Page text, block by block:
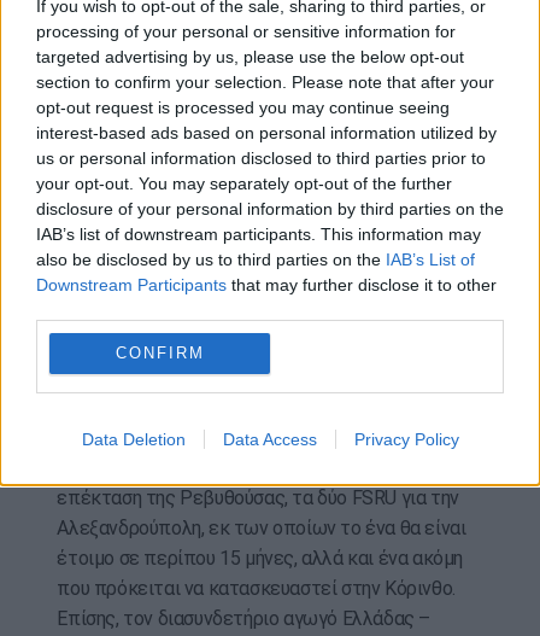
If you wish to opt-out of the sale, sharing to third parties, or
processing of your personal or sensitive information for
targeted advertising by us, please use the below opt-out
section to confirm your selection. Please note that after your
opt-out request is processed you may continue seeing
interest-based ads based on personal information utilized by
us or personal information disclosed to third parties prior to
your opt-out. You may separately opt-out of the further
disclosure of your personal information by third parties on the
IAB’s list of downstream participants. This information may
also be disclosed by us to third parties on the IAB’s List of
Downstream Participants that may further disclose it to other
CONFIRM
Data Deletion Data Access Privacy Policy
Ηνωμένες Πολιτείες παρέχουν στήριξη «όχι μόνο
στα λόγια, αλλά με έργα», με τη διοχέτευση LNG
αλλά και με την υποστήριξη έργων που
διαφοροποιούν τις πηγές ενέργειας,
συνεισφέρουν στην ενεργειακή μετάβαση και την
απαλλαγή από τον άνθρακα.
«Για την Ελλάδα αυτά τα προβλήματα είναι
σημαντικά λιγότερα απ’ ό,τι σε άλλα έθνη, λόγω
της εξαιρετικής ηγεσίας», εκτιμά ο Αμερικανός
πρέσβης, επισημαίνοντας ότι η χώρα μας
βρίσκεται στην πρώτη δεκάδα των χωρών όσον
αφορά τις επενδύσεις στον τομέα των
σειρά από έργα που συμβάλλουν στην ενίσχυση
επέκταση της Ρεβυθούσας, τα δύο FSRU για την
Αλεξανδρούπολη, εκ των οποίων το ένα θα είναι
έτοιμο σε περίπου 15 μήνες, αλλά και ένα ακόμη
που πρόκειται να κατασκευαστεί στην Κόρινθο.
Επίσης, τον διασυνδετήριο αγωγό Ελλάδας –